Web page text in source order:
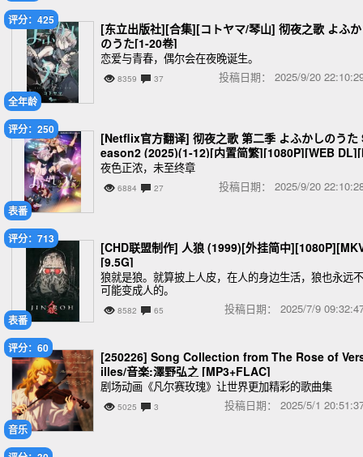
全年龄
评分：425
[东立出版社][合集][コトヤマ/琴山] 彻夜之歌 よふ
のうた[1-20卷]
恋爱与青春，偶尔会在夜晚诞生。
8359 37 投稿日期： 2025/9/20
表番
评分：250
[Netflix官方翻译] 彻夜之歌 第二季 よふかしのうた
eason2 (2025)(1-12)[内置简繁][1080P][WEB
KV][8G]
夜色正浓，未至终章
6884 27 投稿日期： 2025/9/20
表番
评分：713
[CHD联盟制作] 人狼 (1999)[外挂简中
[9.5G]
狼就是狼。就算披上人皮，在人的身边生活，狼也永远不
可能变成人的。
8582 65 投稿日期： 2025/7/9
音乐
评分：60
[250226] Song Collection from The Rose of
illes/音楽:澤野弘之 [MP3+FLAC]
剧场动画《凡尔赛玫瑰》让世界更加精彩的歌曲集
5025 3 投稿日期： 2025/5/1